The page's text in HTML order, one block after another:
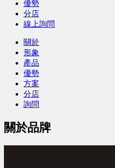
優勢
分店
線上詢問
關於
形象
產品
優勢
方案
分店
詢問
關於品牌